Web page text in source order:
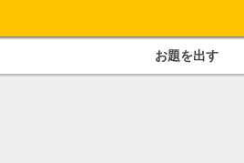
お題を出す